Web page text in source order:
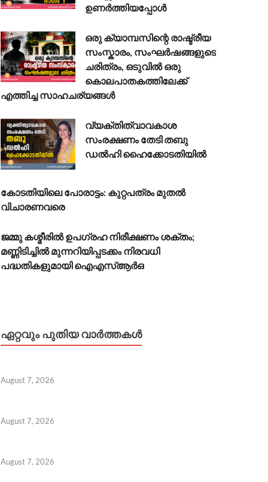
ഉണർത്തിയപ്പോൾ
ഒരു ക്യാമ്പസിന്റെ രാഷ്ട്രീയ
സംസ്കാരം, സംഘർഷങ്ങളുടെ
ചരിത്രം, ഒടുവിൽ ഒരു
കൊലപാതകത്തിലേക്ക്
എത്തിച്ച സാഹചര്യങ്ങൾ
വ്യക്തിത്വാവകാശ
സംരക്ഷണം തേടി തബു
ഡൽഹി ഹൈക്കോടതിയിൽ
കോടതിയിലെ പോരാട്ടം: കുറ്റപത്രം മുതൽ
വിചാരണവരെ
ജമ്മു കശ്മീരിൽ ഉപഗ്രഹ നിരീക്ഷണം ശക്തം;
മണ്ണിടിച്ചിൽ മുന്നറിയിപ്പടക്കം നിരവധി
പദ്ധതികളുമായി ഐഎസ്ആർഒ
ഏറ്റവും പുതിയ വാർത്തകൾ
August 7, 2026
August 7, 2026
August 7, 2026